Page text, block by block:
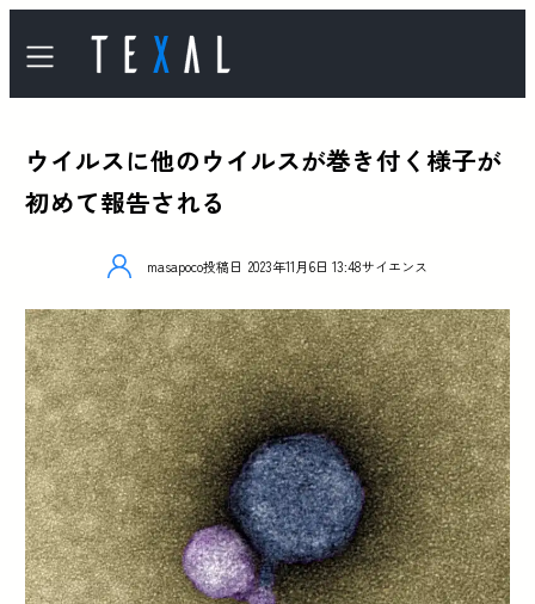
ウイルスに他のウイルスが巻き付く様子が
初めて報告される
masapoco投稿日 2023年11月6日 13:48サイエンス